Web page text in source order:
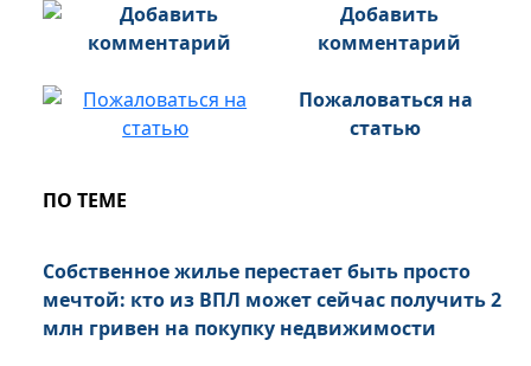
Добавить
комментарий
Пожаловаться на
статью
ПО ТЕМЕ
Собственное жилье перестает быть просто
мечтой: кто из ВПЛ может сейчас получить 2
млн гривен на покупку недвижимости